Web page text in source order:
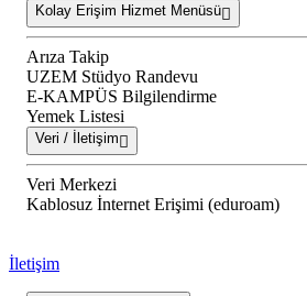
Kolay Erişim Hizmet Menüsü
Arıza Takip
UZEM Stüdyo Randevu
E-KAMPÜS Bilgilendirme
Yemek Listesi
Veri / İletişim
Veri Merkezi
Kablosuz İnternet Erişimi (eduroam)
İletişim